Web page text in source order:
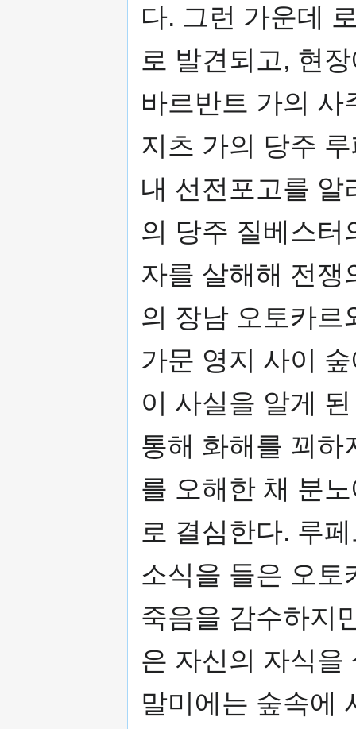
다. 그런 가운데
로 발견되고, 현
바르반트 가의 사
지츠 가의 당주
내 선전포고를 알
의 당주 질베스터
자를 살해해 전쟁
의 장남 오토카르
가문 영지 사이
이 사실을 알게
통해 화해를 꾀하
를 오해한 채 분
로 결심한다. 루
소식을 들은 오토
죽음을 감수하지
은 자신의 자식을
말미에는 숲속에